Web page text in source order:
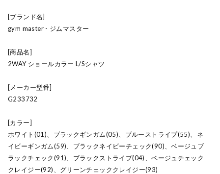
[ブランド名]
gym master - ジムマスター
[商品名]
2WAY ショールカラー L/Sシャツ
[メーカー型番]
G233732
[カラー]
ホワイト(01)、ブラックギンガム(05)、ブルーストライプ(55)、ネ
イビーギンガム(59)、ブラックネイビーチェック(90)、ベージュブ
ラックチェック(91)、ブラックストライプ(04)、ベージュチェック
クレイジー(92)、グリーンチェッククレイジー(93)